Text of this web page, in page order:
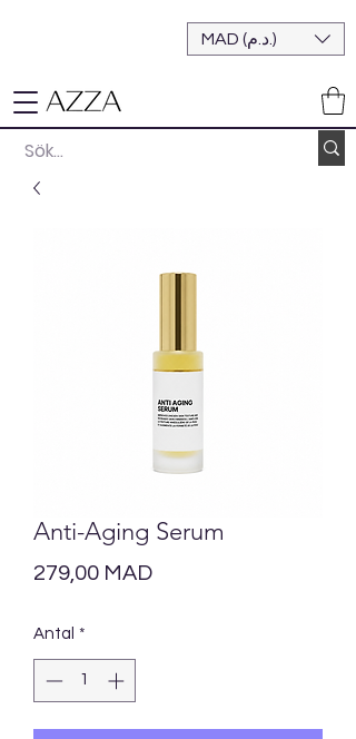
MAD (د.م.)
Anti-Aging Serum
279,00 MADPris
Antal *